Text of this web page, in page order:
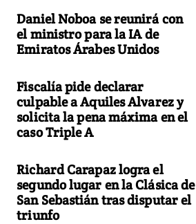
Daniel Noboa se reunirá con
el ministro para la IA de
Emiratos Árabes Unidos
Fiscalía pide declarar
culpable a Aquiles Alvarez y
solicita la pena máxima en el
caso Triple A
Richard Carapaz logra el
segundo lugar en la Clásica de
San Sebastián tras disputar el
triunfo